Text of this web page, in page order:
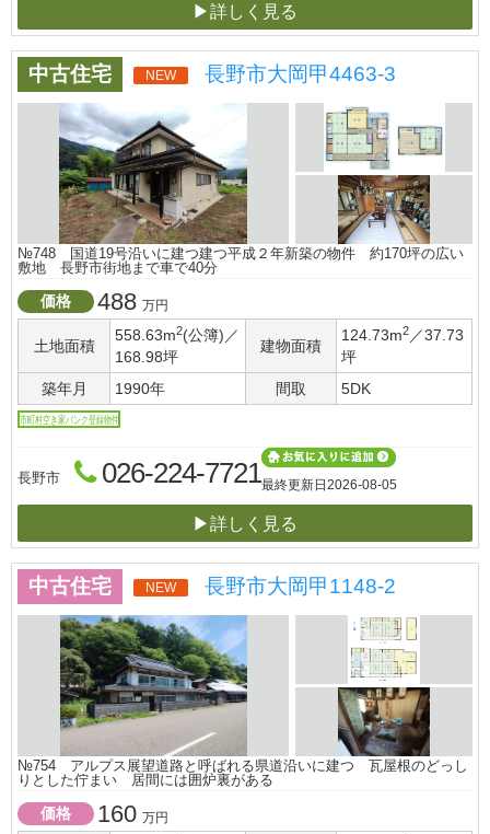
▶詳しく見る
中古住宅 NEW 長野市大岡甲4463-3
№748 国道19号沿いに建つ建つ平成２年新築の物件 約170坪の広い
敷地 長野市街地まで車で40分
価格 488 万円
土地面積
558.63m2(公簿)／
168.98坪
建物面積
124.73m2 ／37.73
坪
築年月
1990年 間取 5DK
市町村空き家バンク登録物件
長野市 026-224-7721最終更新日 2026-08-05
▶詳しく見る
中古住宅 NEW 長野市大岡甲1148-2
№754 アルプス展望道路と呼ばれる県道沿いに建つ 瓦屋根のどっし
りとした佇まい 居間には囲炉裏がある
価格 160 万円